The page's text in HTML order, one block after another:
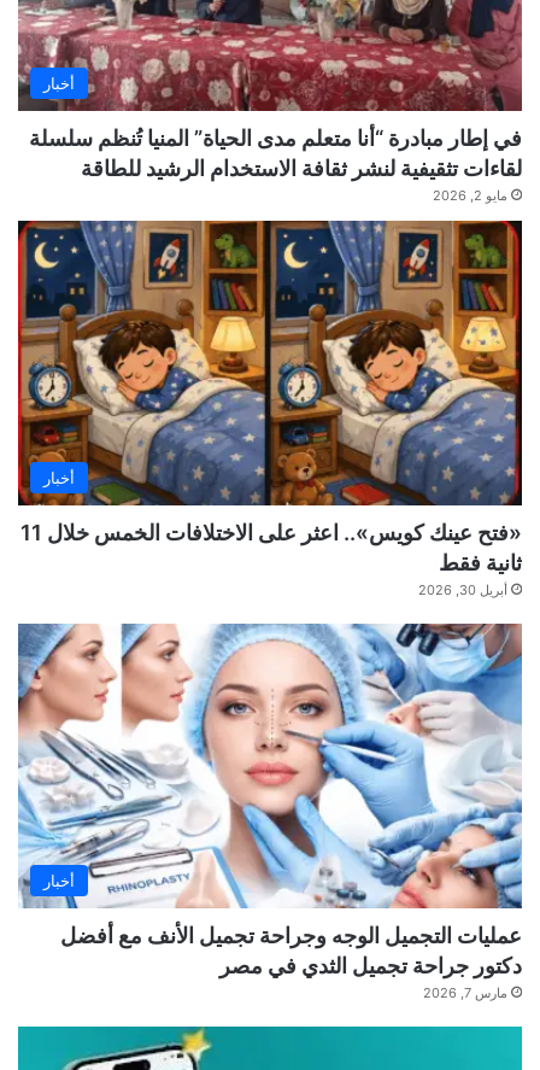
أخبار
في إطار مبادرة “أنا متعلم مدى الحياة” المنيا تُنظم سلسلة
لقاءات تثقيفية لنشر ثقافة الاستخدام الرشيد للطاقة
مايو 2, 2026
أخبار
«فتح عينك كويس».. اعثر على الاختلافات الخمس خلال 11
ثانية فقط
أبريل 30, 2026
أخبار
عمليات التجميل الوجه وجراحة تجميل الأنف مع أفضل
دكتور جراحة تجميل الثدي في مصر
مارس 7, 2026